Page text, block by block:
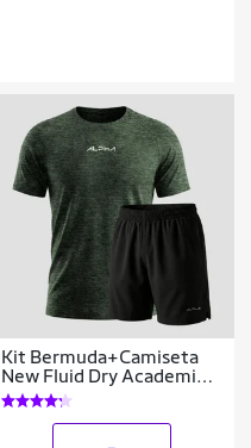
Kit Bermuda+Camiseta
New Fluid Dry Academia
Alpha